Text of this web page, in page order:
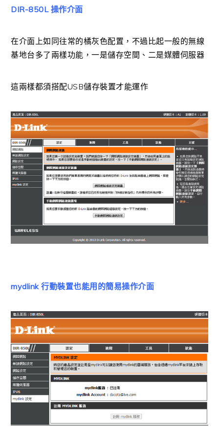
DIR-850L 操作介面
在介面上如同往常的橘灰色配置，不過比起一般的無線
基地台多了兩樣功能，一是儲存空間、二是媒體伺服器
這兩樣都須搭配USB儲存裝置才能運作
mydlink 行動裝置也能用的簡易操作介面